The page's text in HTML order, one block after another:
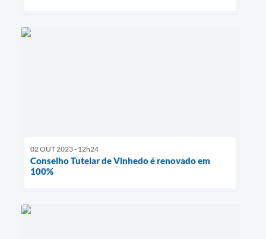
02 OUT 2023 - 12h24
Conselho Tutelar de Vinhedo é renovado em
100%